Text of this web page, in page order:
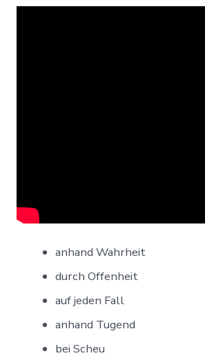
anhand Wahrheit
durch Offenheit
auf jeden Fall
anhand Tugend
bei Scheu